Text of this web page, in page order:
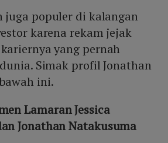
juga populer di kalangan
karena rekam jejak
yang pernah
Simak profil Jonathan
ini.
Lamaran Jessica
Jonathan Natakusuma